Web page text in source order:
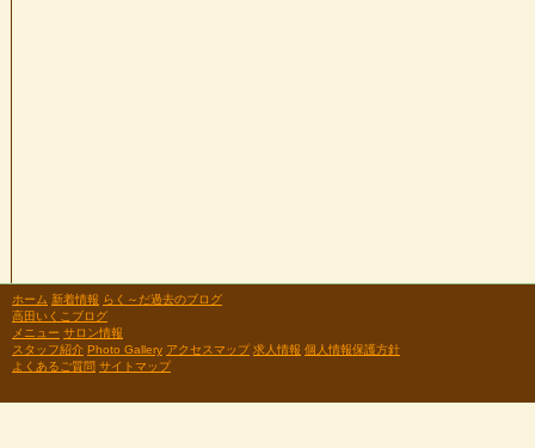
ホーム 新着情報 らく～だ過去のブログ
高田いくこブログ
メニュー サロン情報
スタッフ紹介 Photo Gallery アクセスマップ 求人情報 個人情報保護方針
よくあるご質問 サイトマップ